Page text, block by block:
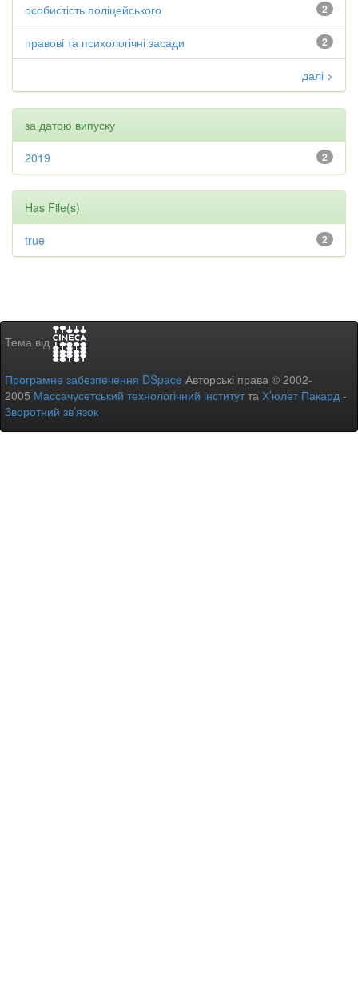
2
особистість поліцейського
2
правові та психологічні засади
далі >
за датою випуску
2
2019
Has File(s)
2
true
Тема від
Програмне забезпечення DSpace Авторські права © 2002-
2005 Массачусетський технологічний інститутта Х’юлет Пакард -
Зворотний зв’язок